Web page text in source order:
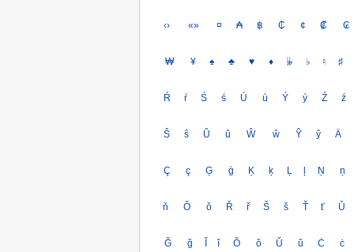
‹› «» ¤ ₳ ฿ ₵ ¢ ₡ ₢
₩ ¥ ♠ ♣ ♥ ♦ 𝄫 ♭ ♮ ♯
Ŕ ŕ Ś ś Ú ú Ý ý Ź ź
Ŝ ŝ Û û Ŵ ŵ Ŷ ŷ Ä
Ç ç Ģ ģ Ķ ķ Ļ ļ Ņ ņ
ň Ǒ ǒ Ř ř Š š Ť ť Ǔ
Ğ ğ Ĭ ĭ Ŏ ŏ Ŭ ŭ Ċ ċ